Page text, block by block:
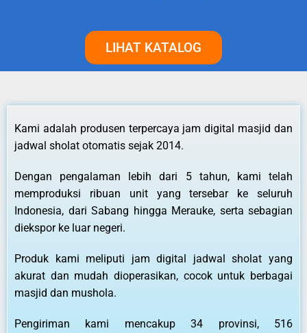
LIHAT KATALOG
Kami adalah produsen terpercaya jam digital masjid dan
jadwal sholat otomatis sejak 2014.
Dengan pengalaman lebih dari 5 tahun, kami telah
memproduksi ribuan unit yang tersebar ke seluruh
Indonesia, dari Sabang hingga Merauke, serta sebagian
diekspor ke luar negeri.
Produk kami meliputi jam digital jadwal sholat yang
akurat dan mudah dioperasikan, cocok untuk berbagai
masjid dan mushola.
Pengiriman kami mencakup 34 provinsi, 516